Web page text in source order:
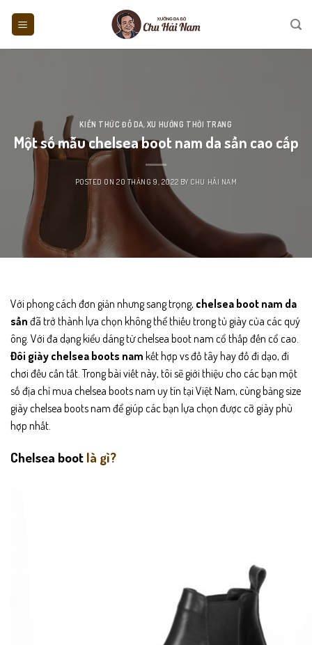
KIẾN THỨC ĐỒ DA, XU HƯỚNG THỜI TRANG
Một số mẫu chelsea boot nam da sần cao cấp
POSTED ON20 THÁNG 9, 2022 BY CHU HẢI NAM
Với phong cách đơn giản nhưng sang trọng, chelsea boot nam da
sần đã trở thành lựa chọn không thể thiếu trong tủ giày của các quý
ông. Với đa dạng kiểu dáng từ chelsea boot nam cổ thấp đến cổ cao.
Đôi giày chelsea boots nam kết hợp vs đồ tây hay đồ đi dạo, đi
chơi đều cần tất. Trong bài viết này, tôi sẽ giới thiệu cho các bạn một
số địa chỉ mua chelsea boots nam uy tín tại Việt Nam, cùng bảng size
giày chelsea boots nam để giúp các bạn lựa chọn được cỡ giày phù
hợp nhất.
Chelsea boot là gì?